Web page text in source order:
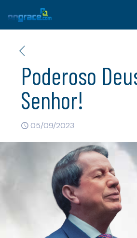
Poderoso
Senhor!
05/09/2023